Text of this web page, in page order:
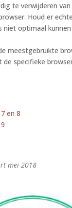
te verwijderen
Houd er
niet optimaal
meestgebruikte
de specifieke
en 8
mei 2018